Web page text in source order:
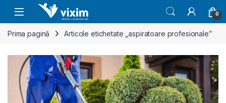
Skip to navigation
Skip to content
0
Prima pagină Articole etichetate „aspiratoare profesionale”